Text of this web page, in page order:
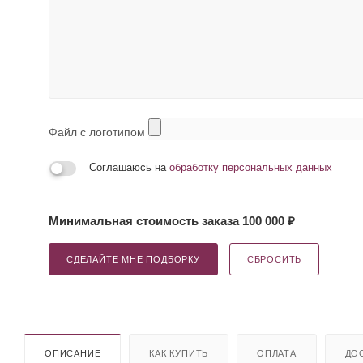
Файл с логотипом
Соглашаюсь на обработку персональных данных
Минимальная стоимость заказа 100 000 ₽
СДЕЛАЙТЕ МНЕ ПОДБОРКУ СБРОСИТЬ
ОПИСАНИЕ КАК КУПИТЬ ОПЛАТА